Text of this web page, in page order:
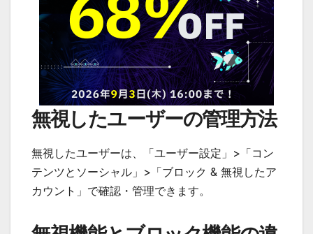
無視したユーザーの管理方法
無視したユーザーは、「ユーザー設定」>「コン
テンツとソーシャル」>「ブロック & 無視したア
カウント」で確認・管理できます。